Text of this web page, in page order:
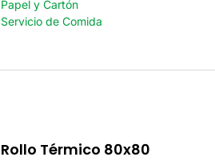
Papel y Cartón
Servicio de Comida
Rollo Térmico 80x80